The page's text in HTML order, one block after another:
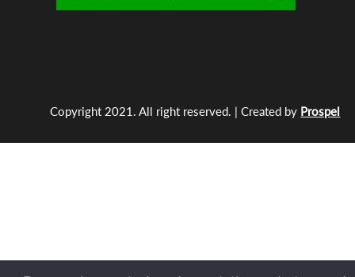
Copyright 2021. All right reserved. | Created by Prospel